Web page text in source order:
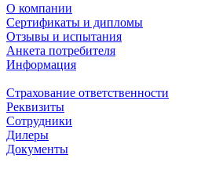
О компании
Сертификаты и дипломы
Отзывы и испытания
Анкета потребителя
Информация
Страхование ответственности
Реквизиты
Сотрудники
Дилеры
Документы